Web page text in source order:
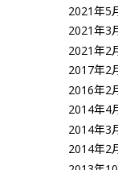
2021年5
2021年3
2021年2
2017年2
2016年2
2014年4
2014年3
2014年2